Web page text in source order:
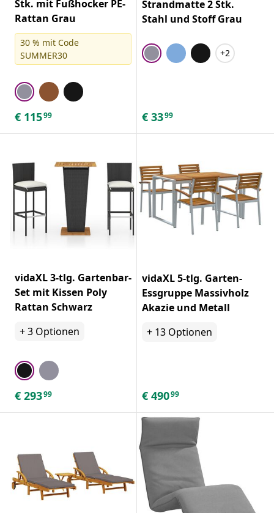
Stk. mit Fußhocker PE-
Rattan Grau
30 % mit Code
SUMMER30
€ 11599
Strandmatte 2 Stk.
Stahl und Stoff Grau
+2
€ 3399
vidaXL 3-tlg. Gartenbar-
Set mit Kissen Poly
Rattan Schwarz
+3 Optionen
€ 29399
vidaXL 5-tlg. Garten-
Essgruppe Massivholz
Akazie und Metall
+ 13 Optionen
€ 49099